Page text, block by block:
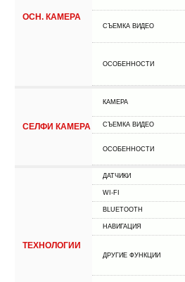
ОСН. КАМЕРА
СЪЕМКА ВИДЕО
ОСОБЕННОСТИ
СЕЛФИ КАМЕРА
КАМЕРА
СЪЕМКА ВИДЕО
ОСОБЕННОСТИ
ТЕХНОЛОГИИ
ДАТЧИКИ
WI-FI
BLUETOOTH
НАВИГАЦИЯ
ДРУГИЕ ФУНКЦИИ